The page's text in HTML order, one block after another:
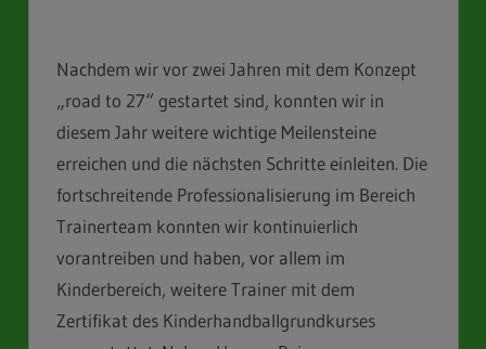
Nachdem wir vor zwei Jahren mit dem Konzept
„road to 27“ gestartet sind, konnten wir in
diesem Jahr weitere wichtige Meilensteine
erreichen und die nächsten Schritte einleiten. Die
fortschreitende Professionalisierung im Bereich
Trainerteam konnten wir kontinuierlich
vorantreiben und haben, vor allem im
Kinderbereich, weitere Trainer mit dem
Zertifikat des Kinderhandballgrundkurses